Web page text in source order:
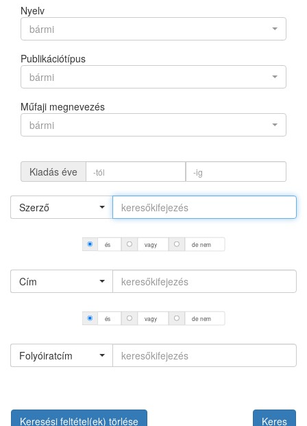
Nyelv
bármi
Publikációtípus
bármi
Műfaji megnevezés
bármi
Kiadás éve
Szerző
és vagy de nem
Cím
és vagy de nem
Folyóiratcím
Keresési feltétel(ek) törlése